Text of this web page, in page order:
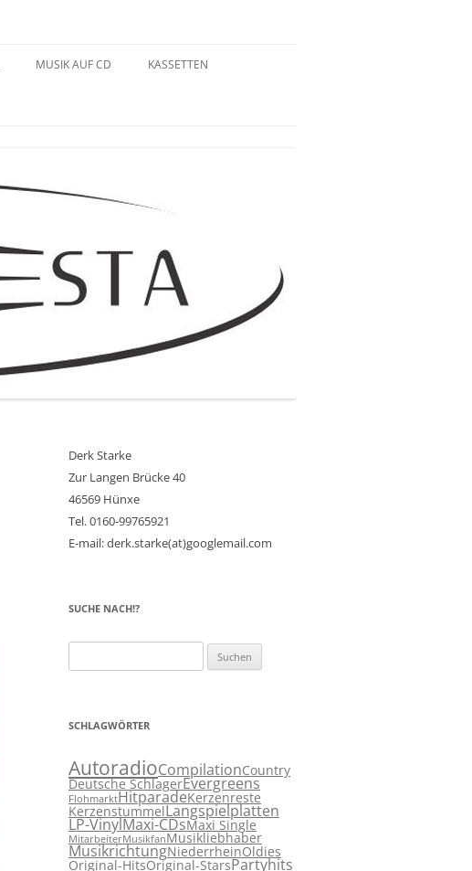
MUSIK AUF CD KASSETTEN
Derk Starke
Zur Langen Brücke 40
46569 Hünxe
Tel. 0160-99765921
E-mail: derk.starke(at)googlemail.com
SUCHE NACH!?
nach:
SCHLAGWÖRTER
AutoradioCompilationCountry
Deutsche SchlagerEvergreens
FlohmarktHitparadeKerzenreste
KerzenstummelLangspielplatten
LP-VinylMaxi-CDsMaxi Single
MitarbeiterMusikfanMusikliebhaber
MusikrichtungNiederrheinOldies
Original-HitsOriginal-StarsPartyhits